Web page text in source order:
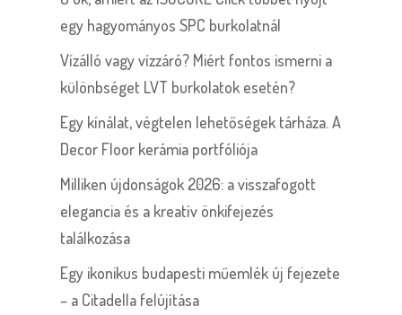
egy hagyományos SPC burkolatnál
Vízálló vagy vízzáró? Miért fontos ismerni a
különbséget LVT burkolatok esetén?
Egy kínálat, végtelen lehetőségek tárháza. A
Decor Floor kerámia portfóliója
Milliken újdonságok 2026: a visszafogott
elegancia és a kreatív önkifejezés
találkozása
Egy ikonikus budapesti műemlék új fejezete
– a Citadella felújítása